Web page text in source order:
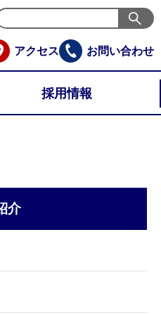
採用情報
アクセス お問い合わせ
介